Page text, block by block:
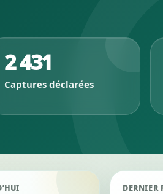
2 431
Captures déclarées
DERNIER